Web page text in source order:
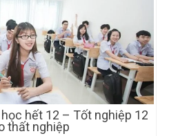
hết 12 – Tốt nghiệp 12
thất nghiệp